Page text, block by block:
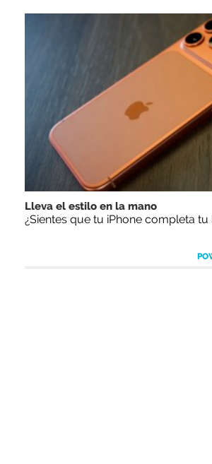
Lleva el estilo en la mano
¿Sientes que tu iPhone completa tu